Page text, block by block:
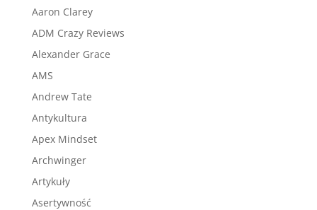
Aaron Clarey
ADM Crazy Reviews
Alexander Grace
AMS
Andrew Tate
Antykultura
Apex Mindset
Archwinger
Artykuły
Asertywność